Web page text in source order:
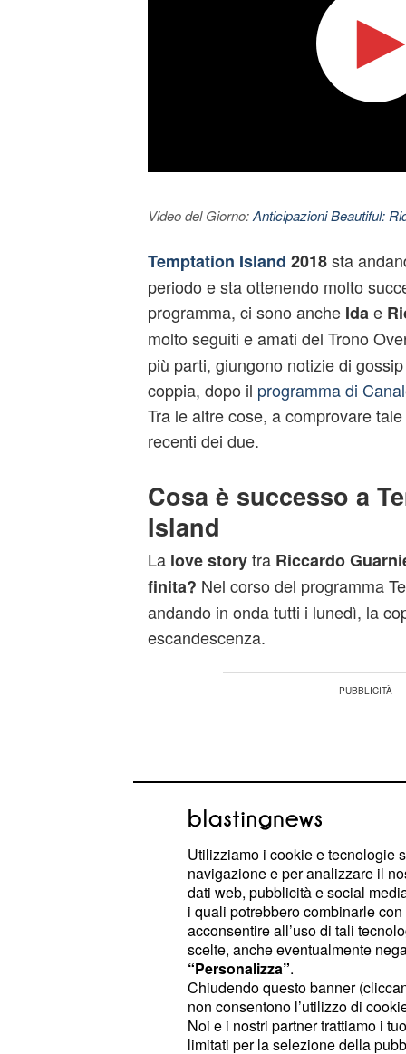
Video del Giorno:Anticipazioni Beautiful:
Temptation Island 2018sta
periodo e sta ottenendo molto
programma, ci sono anche Ida e
molto seguiti e amati del Trono
più parti, giungono notizie di
coppia, dopo il programma di
Tra le altre cose, a comprovare
recenti dei due.
Cosa è successo a
Island
La love storytra Riccardo
finita? Nel corso del programma
andando in onda tutti i lunedì, la
escandescenza.
Riccardo, in particolare, dopo
Platano e alcuni gesti di un single
fidanzata, ha chiesto già un
Utilizziamo i cookie e tecnologie
navigazione e per analizzare il
dati web, pubblicità e social
i quali potrebbero combinarle
acconsentire all’uso di tali
scelte, anche eventualmente
“Personalizza”.
Chiudendo questo banner
non consentono l’utilizzo di
Noi e i nostri partner trattiamo i
limitati per la selezione della